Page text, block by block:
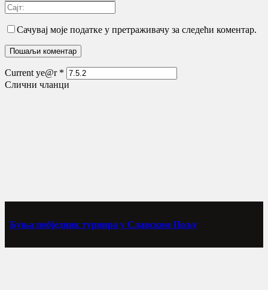
Сачувај моје податке у претраживачу за следећи коментар.
Current ye@r *
Слични чланци
Буња побједник турнира у Славском Пољу